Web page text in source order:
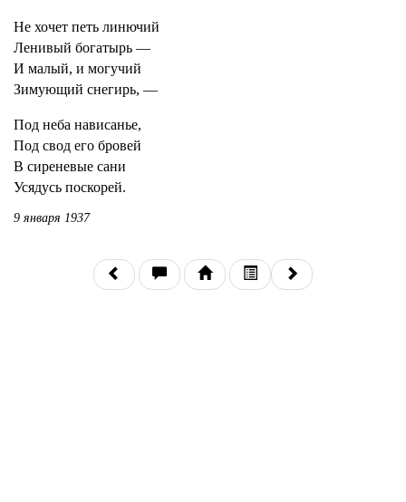
Не хочет петь линючий
Ленивый богатырь —
И малый, и могучий
Зимующий снегирь, —
Под неба нависанье,
Под свод его бровей
В сиреневые сани
Усядусь поскорей.
9 января 1937